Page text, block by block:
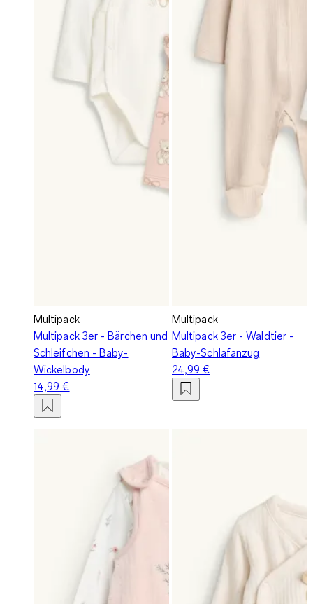
Multipack
Multipack 3er - Bärchen und
Schleifchen - Baby-
Wickelbody
14,99 €
Multipack
Multipack 3er - Waldtier -
Baby-Schlafanzug
24,99 €